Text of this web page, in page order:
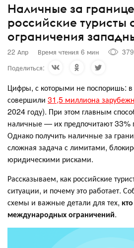
Наличные за
российские туристы
ограничения
22 Апр Время чтения 6 мин
379
Поделиться:
Цифры, с которыми не поспоришь: в
совершили 31,5 миллиона
2024 году). При этом главным
наличные — их предпочитают 33%
Однако получить наличные за
сложная задача с лимитами,
юридическими рисками.
Рассказываем, как российские
ситуации, и почему это работает.
схемы и важные детали для тех,
международных ограничений.